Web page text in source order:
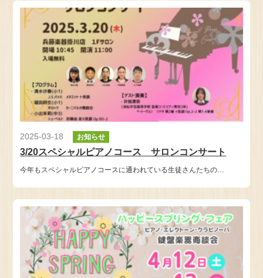
2025-03-18 お知らせ
3/20スペシャルピアノコース サロンコンサート
今年もスペシャルピアノコースに通われている生徒さんたちの…